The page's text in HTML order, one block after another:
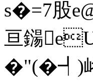
s�=7股
亘鐋
�"(�┩)